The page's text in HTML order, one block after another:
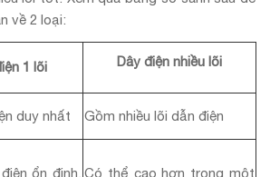
về 2 loại:
1 lõi Dây điện nhiều lõi
duy nhất Gồm nhiều lõi dẫn điện
ổn định, Có thể cao hơn trong một